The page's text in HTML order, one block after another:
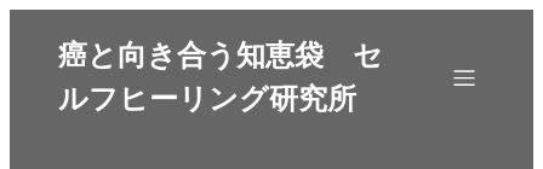
癌と向き合う知恵袋 セ
ルフヒーリング研究所